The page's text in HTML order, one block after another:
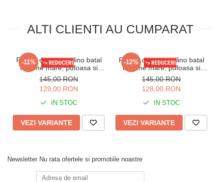
ALTI CLIENTI AU CUMPARAT
-11%
Pijama dama cocolino batal
marime mare, pufoasa si
calduroasa, love, visiniu,
14209
145,00 RON
129,00 RON
IN STOC
VEZI VARIANTE
-12%
Pijama dama cocolino batal
marime mare, pufoasa si
calduroasa, cool, corai 14220
145,00 RON
128,00 RON
IN STOC
VEZI VARIANTE
Newsletter Nu rata ofertele si promotiile noastre